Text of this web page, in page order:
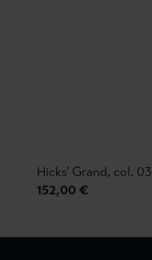
Hicks' Grand, col. 03
152,00 €